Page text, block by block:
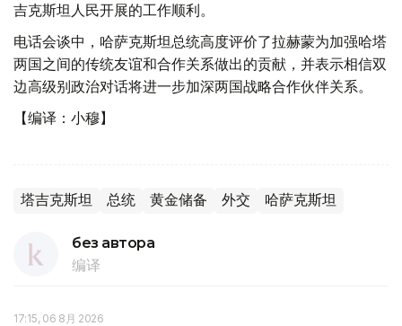
吉克斯坦人民开展的工作顺利。
电话会谈中，哈萨克斯坦总统高度评价了拉赫蒙为加强哈塔
两国之间的传统友谊和合作关系做出的贡献，并表示相信双
边高级别政治对话将进一步加深两国战略合作伙伴关系。
【编译：小穆】
塔吉克斯坦 总统 黄金储备 外交 哈萨克斯坦
без автора
编译
17:15, 06 8月 2026